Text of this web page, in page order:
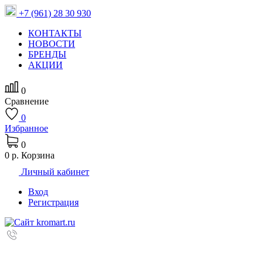
+7 (961) 28 30 930
КОНТАКТЫ
НОВОСТИ
БРЕНДЫ
АКЦИИ
0
Сравнение
0
Избранное
0
0 р. Корзина
Личный кабинет
Вход
Регистрация